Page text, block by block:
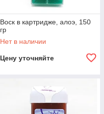
Воск в картридже, алоэ, 150
гр
Нет в наличии
Цену уточняйте